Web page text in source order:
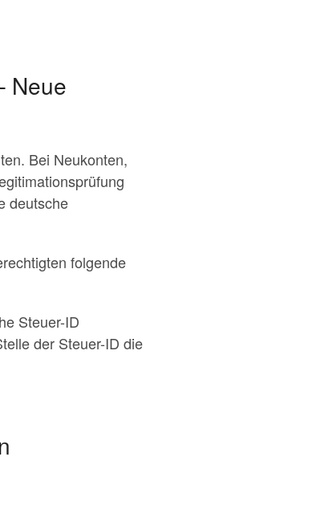
Neue
Bei Neukonten,
deutsche
folgende
Steuer-ID
der Steuer-ID die